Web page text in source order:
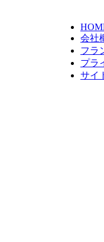
会社
フラ
プラ
サイ